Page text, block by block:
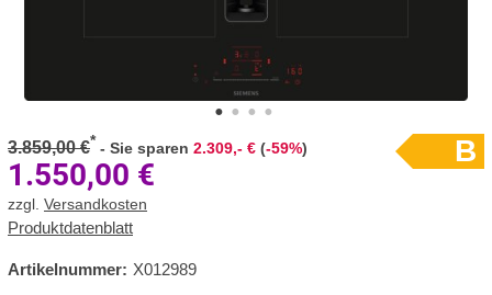
B
3.859,00 €* - Sie sparen 2.309,- € (-59%)
1.550,00 €
zzgl. Versandkosten
Produktdatenblatt
Artikelnummer: X012989